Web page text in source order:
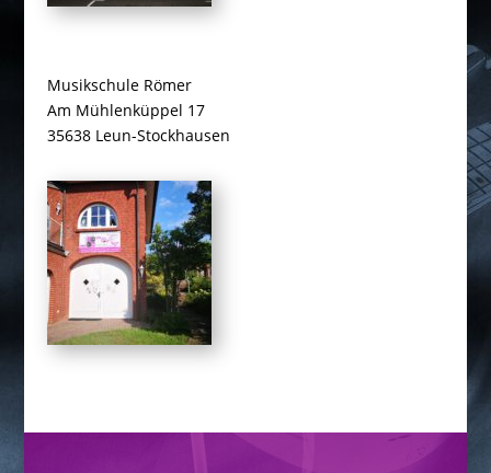
Musikschule Römer
Am Mühlenküppel 17
35638 Leun-Stockhausen